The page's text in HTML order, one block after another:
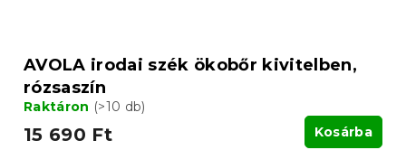
AVOLA irodai szék ökobőr kivitelben,
rózsaszín
Raktáron (>10 db)
15 690 Ft Kosárba